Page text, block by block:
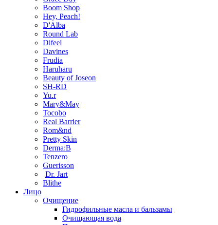
Boom Shop
Hey, Peach!
D'Alba
Round Lab
Difeel
Davines
Frudia
Haruharu
Beauty of Joseon
SH-RD
Yu.r
Mary&May
Tocobo
Real Barrier
Rom&nd
Pretty Skin
Derma:B
Tenzero
Guerisson
Dr. Jart
Blithe
Лицо
Очищение
Гидрофильные масла и бальзамы
Очищающая вода